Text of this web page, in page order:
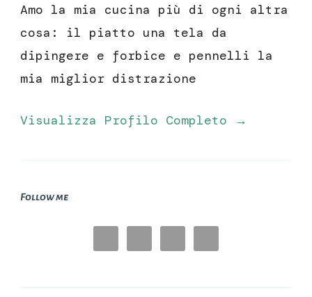
Amo la mia cucina più di ogni altra
cosa: il piatto una tela da
dipingere e forbice e pennelli la
mia miglior distrazione
Visualizza Profilo Completo →
Follow me